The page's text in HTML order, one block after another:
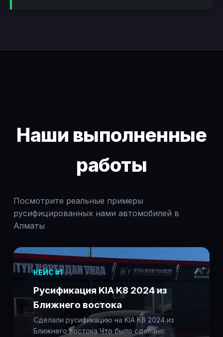
Наши выполненные
работы
Посмотрите реальные примеры
русифицированных нами автомобилей в
Алматы
КЕЙС #1
Русификация KIA K8 2024 из
Ближнего востока
Сделали русификацию на KIA K8 2024 из
Ближнего востока Что было сделано: